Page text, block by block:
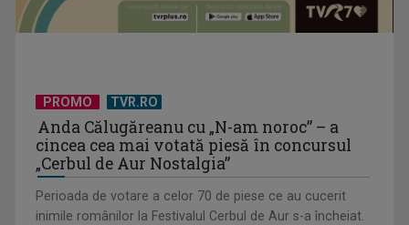
PROMO TVR.RO
Anda Călugăreanu cu „N-am noroc” – a
cincea cea mai votată piesă în concursul
„Cerbul de Aur Nostalgia”
Perioada de votare a celor 70 de piese ce au cucerit
inimile românilor la Festivalul Cerbul de Aur s-a încheiat.